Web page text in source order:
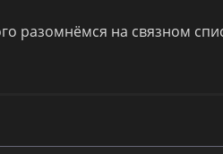
разомнёмся на связном